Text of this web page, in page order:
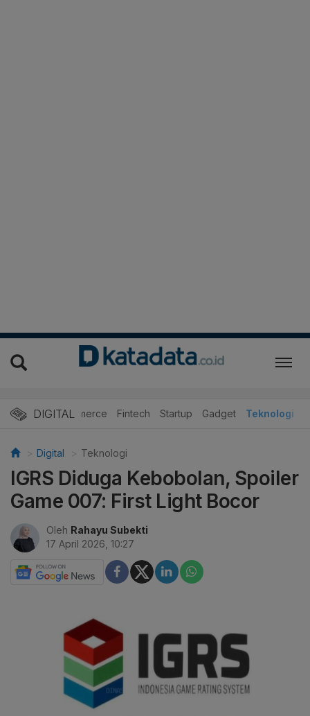
DIGITAL
E-Commerce Fintech Startup Gadget Teknologi
Digital Teknologi
IGRS Diduga Kebobolan, Spoiler
Game 007: First Light Bocor
Oleh Rahayu Subekti
17 April 2026, 10:27